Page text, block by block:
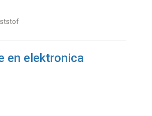
en elektronica